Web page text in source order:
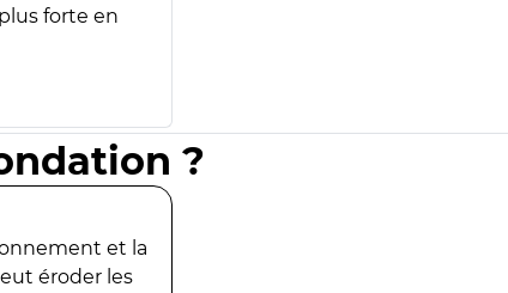
forte en
?
et la
éroder les